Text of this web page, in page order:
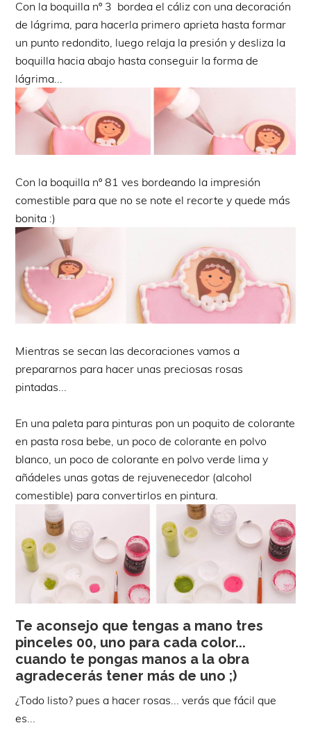
Con la boquilla nº 3 bordea el cáliz con una decoración
de lágrima, para hacerla primero aprieta hasta formar
un punto redondito, luego relaja la presión y desliza la
boquilla hacia abajo hasta conseguir la forma de
lágrima...
Con la boquilla nº 81 ves bordeando la impresión
comestible para que no se note el recorte y quede más
bonita :)
Mientras se secan las decoraciones vamos a
prepararnos para hacer unas preciosas rosas
pintadas...
En una paleta para pinturas pon un poquito de colorante
en pasta rosa bebe, un poco de colorante en polvo
blanco, un poco de colorante en polvo verde lima y
añádeles unas gotas de rejuvenecedor (alcohol
comestible) para convertirlos en pintura.
Te aconsejo que tengas a mano tres
pinceles 00, uno para cada color...
cuando te pongas manos a la obra
agradecerás tener más de uno ;)
¿Todo listo? pues a hacer rosas... verás que fácil que
es...